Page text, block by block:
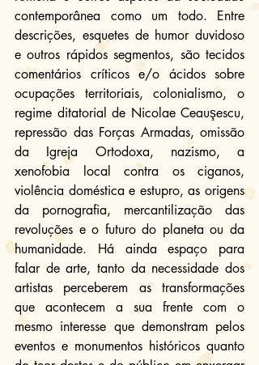
contemporânea como um todo. Entre
descrições, esquetes de humor duvidoso
e outros rápidos segmentos, são tecidos
comentários críticos e/o ácidos sobre
ocupações territoriais, colonialismo, o
regime ditatorial de Nicolae Ceauşescu,
repressão das Forças Armadas, omissão
da Igreja Ortodoxa, nazismo, a
xenofobia local contra os ciganos,
violência doméstica e estupro, as origens
da pornografia, mercantilização das
revoluções e o futuro do planeta ou da
humanidade. Há ainda espaço para
falar de arte, tanto da necessidade dos
artistas perceberem as transformações
que acontecem a sua frente com o
mesmo interesse que demonstram pelos
eventos e monumentos históricos quanto